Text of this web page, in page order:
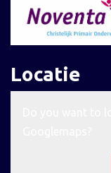
Locatie